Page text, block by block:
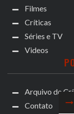
Filmes
Críticas
Séries e TV
Videos
Arquivo de
Contato